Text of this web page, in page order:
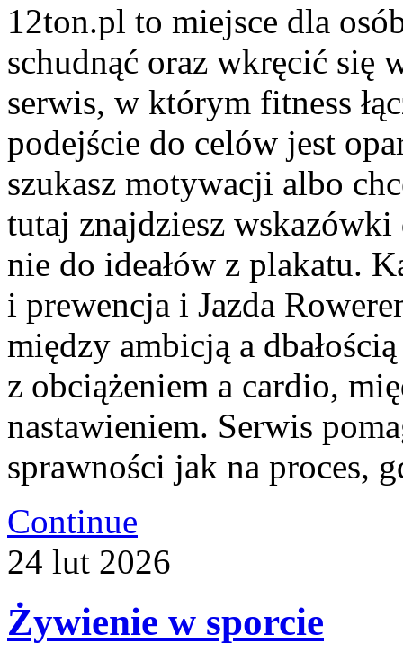
12ton.pl to miejsce dla
schudnąć oraz wkręcić się
serwis, w którym fitness
podejście do celów jest
szukasz motywacji albo
tutaj znajdziesz wskazówki
nie do ideałów z plakatu.
i prewencja i Jazda
między ambicją a
z obciążeniem a cardio,
nastawieniem. Serwis
sprawności jak na proces,
Continue
24 lut 2026
Żywienie w sporcie